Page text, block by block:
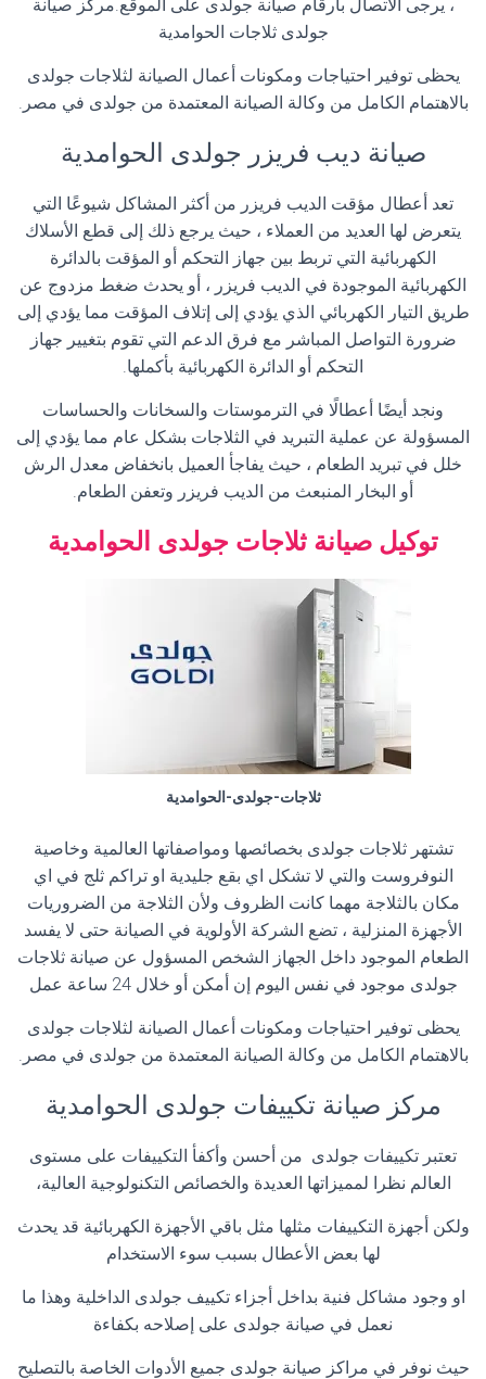
، يرجى الاتصال بأرقام صيانة جولدى على الموقع.مركز صيانة
جولدى ثلاجات الحوامدية
يحظى توفير احتياجات ومكونات أعمال الصيانة لثلاجات جولدى
بالاهتمام الكامل من وكالة الصيانة المعتمدة من جولدى في مصر
صيانة ديب فريزر جولدى الحوامدية
تعد أعطال مؤقت الديب فريزر من أكثر المشاكل شيوعًا التي
يتعرض لها العديد من العملاء ، حيث يرجع ذلك إلى قطع الأسلاك
الكهربائية التي تربط بين جهاز التحكم أو المؤقت بالدائرة
الكهربائية الموجودة في الديب فريزر ، أو يحدث ضغط مزدوج عن
طريق التيار الكهربائي الذي يؤدي إلى إتلاف المؤقت مما يؤدي إلى
ضرورة التواصل المباشر مع فرق الدعم التي تقوم بتغيير جهاز
التحكم أو الدائرة الكهربائية بأكملها
ونجد أيضًا أعطالًا في الترموستات والسخانات والحساسات
المسؤولة عن عملية التبريد في الثلاجات بشكل عام مما يؤدي إلى
خلل في تبريد الطعام ، حيث يفاجأ العميل بانخفاض معدل الرش
أو البخار المنبعث من الديب فريزر وتعفن الطعام
توكيل صيانة ثلاجات جولدى الحوامدية
ثلاجات-جولدى-الحوامدية
تشتهر ثلاجات جولدى بخصائصها ومواصفاتها العالمية وخاصية
النوفروست والتي لا تشكل اي بقع جليدية او تراكم ثلج في اي
مكان بالثلاجة مهما كانت الظروف ولأن الثلاجة من الضروريات
الأجهزة المنزلية ، تضع الشركة الأولوية في الصيانة حتى لا يفسد
الطعام الموجود داخل الجهاز الشخص المسؤول عن صيانة ثلاجات
جولدى موجود في نفس اليوم إن أمكن أو خلال 24 ساعة عمل
يحظى توفير احتياجات ومكونات أعمال الصيانة لثلاجات جولدى
بالاهتمام الكامل من وكالة الصيانة المعتمدة من جولدى في مصر
مركز صيانة تكييفات جولدى الحوامدية
تعتبر تكييفات جولدى من أحسن وأكفأ التكييفات على مستوى
العالم نظرا لمميزاتها العديدة والخصائص التكنولوجية العالية،
ولكن أجهزة التكييفات مثلها مثل باقي الأجهزة الكهربائية قد يحدث
لها بعض الأعطال بسبب سوء الاستخدام
او وجود مشاكل فنية بداخل أجزاء تكييف جولدى الداخلية وهذا ما
نعمل في صيانة جولدى على إصلاحه بكفاءة
حيث نوفر في مراكز صيانة جولدى جميع الأدوات الخاصة بالتصليح